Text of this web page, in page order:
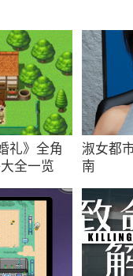
你选择的装备也是
礼》全角
全一览
淑女都
南